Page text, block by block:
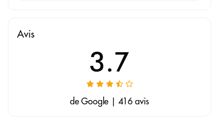
Avis
3.7
de Google | 416 avis